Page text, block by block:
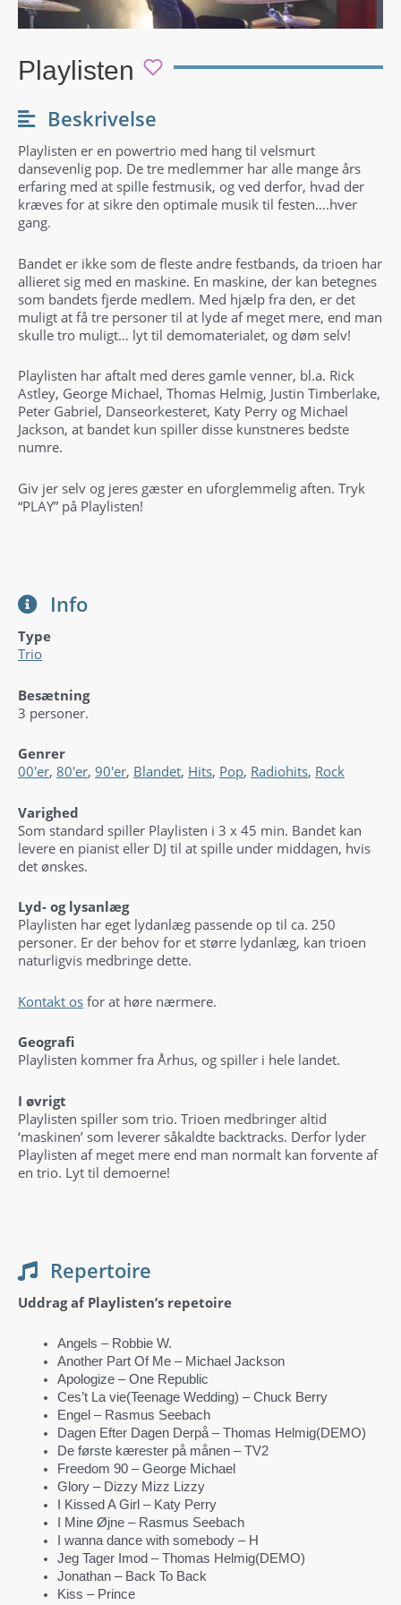
Playlisten
Beskrivelse
Playlisten er en powertrio med hang til velsmurt
dansevenlig pop. De tre medlemmer har alle mange års
erfaring med at spille festmusik, og ved derfor, hvad der
kræves for at sikre den optimale musik til festen….hver
gang.
Bandet er ikke som de fleste andre festbands, da trioen har
allieret sig med en maskine. En maskine, der kan betegnes
som bandets fjerde medlem. Med hjælp fra den, er det
muligt at få tre personer til at lyde af meget mere, end man
skulle tro muligt… lyt til demomaterialet, og døm selv!
Playlisten har aftalt med deres gamle venner, bl.a. Rick
Astley, George Michael, Thomas Helmig, Justin Timberlake,
Peter Gabriel, Danseorkesteret, Katy Perry og Michael
Jackson, at bandet kun spiller disse kunstneres bedste
numre.
Giv jer selv og jeres gæster en uforglemmelig aften. Tryk
“PLAY” på Playlisten!
Info
Type
Trio
Besætning
3 personer.
Genrer
00'er, 80'er, 90'er, Blandet, Hits, Pop, Radiohits, Rock
Varighed
Som standard spiller Playlisten i 3 x 45 min. Bandet kan
levere en pianist eller DJ til at spille under middagen, hvis
det ønskes.
Lyd- og lysanlæg
Playlisten har eget lydanlæg passende op til ca. 250
personer. Er der behov for et større lydanlæg, kan trioen
naturligvis medbringe dette.
Kontakt os for at høre nærmere.
Geografi
Playlisten kommer fra Århus, og spiller i hele landet.
I øvrigt
Playlisten spiller som trio. Trioen medbringer altid
‘maskinen’ som leverer såkaldte backtracks. Derfor lyder
Playlisten af meget mere end man normalt kan forvente af
en trio. Lyt til demoerne!
Repertoire
Uddrag af Playlisten’s repetoire
Angels – Robbie W.
Another Part Of Me – Michael Jackson
Apologize – One Republic
Ces’t La vie(Teenage Wedding) – Chuck Berry
Engel – Rasmus Seebach
Dagen Efter Dagen Derpå – Thomas Helmig(DEMO)
De første kærester på månen – TV2
Freedom 90 – George Michael
Glory – Dizzy Mizz Lizzy
I Kissed A Girl – Katy Perry
I Mine Øjne – Rasmus Seebach
I wanna dance with somebody – H
Jeg Tager Imod – Thomas Helmig(DEMO)
Jonathan – Back To Back
Kiss – Prince